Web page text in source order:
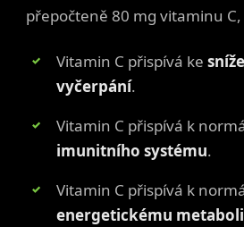
přepočteně 80 mg vitaminu C,
Vitamin C přispívá ke
vyčerpání.
Vitamin C přispívá k
imunitního systému.
Vitamin C přispívá k
energetickému